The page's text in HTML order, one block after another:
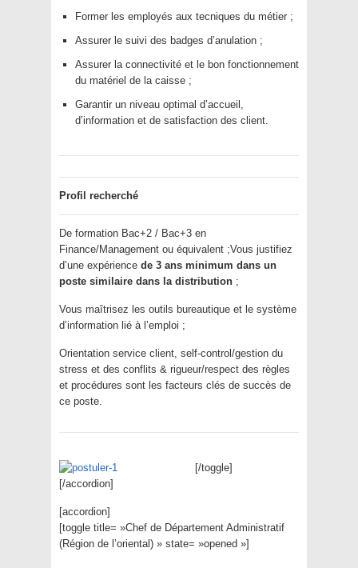
Former les employés aux tecniques du métier ;
Assurer le suivi des badges d’anulation ;
Assurer la connectivité et le bon fonctionnement
du matériel de la caisse ;
Garantir un niveau optimal d’accueil,
d’information et de satisfaction des client.
Profil recherché
De formation Bac+2 / Bac+3 en
Finance/Management ou équivalent ;Vous justifiez
d’une expérience de 3 ans minimum dans un
poste similaire dans la distribution ;
Vous maîtrisez les outils bureautique et le système
d’information lié à l’emploi ;
Orientation service client, self-control/gestion du
stress et des conflits & rigueur/respect des règles
et procédures sont les facteurs clés de succès de
ce poste.
[/toggle]
[/accordion]
[accordion]
[toggle title= »Chef de Département Administratif
(Région de l’oriental) » state= »opened »]